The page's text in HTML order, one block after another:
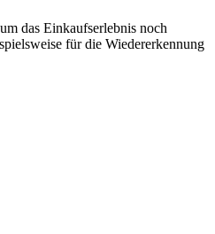
das Einkaufserlebnis noch
für die Wiedererkennung